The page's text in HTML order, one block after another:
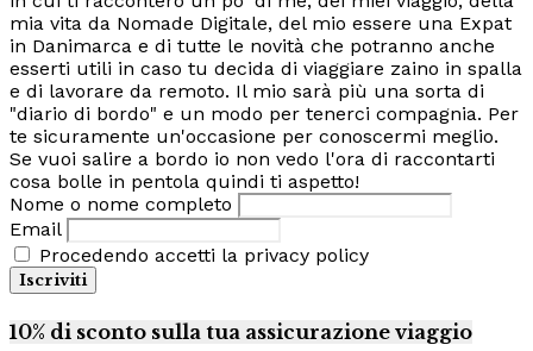
mia vita da Nomade Digitale, del mio essere una Expat
in Danimarca e di tutte le novità che potranno anche
esserti utili in caso tu decida di viaggiare zaino in spalla
e di lavorare da remoto. Il mio sarà più una sorta di
"diario di bordo" e un modo per tenerci compagnia. Per
te sicuramente un'occasione per conoscermi meglio.
Se vuoi salire a bordo io non vedo l'ora di raccontarti
cosa bolle in pentola quindi ti aspetto!
Nome o nome completo
Email
Procedendo accetti la privacy policy
10% di sconto sulla tua assicurazione viaggio